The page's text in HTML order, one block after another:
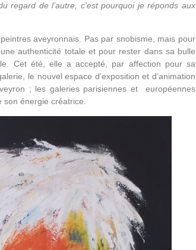
regard de l’autre, c’est pourquoi je réponds aux
aveyronnais. Pas par snobisme, mais pour
authenticité totale et pour rester dans sa bulle
Cet été, elle a accepté, par affection pour sa
le nouvel espace d’exposition et d’animation
; les galeries parisiennes et européennes
énergie créatrice.